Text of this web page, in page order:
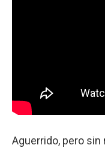
Aguerrido, pero sin